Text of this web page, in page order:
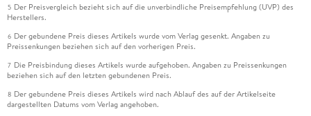
5 Der Preisvergleich bezieht sich auf die unverbindliche Preisempfehlung (UVP) des
Herstellers.
6 Der gebundene Preis dieses Artikels wurde vom Verlag gesenkt. Angaben zu
Preissenkungen beziehen sich auf den vorherigen Preis.
7 Die Preisbindung dieses Artikels wurde aufgehoben. Angaben zu Preissenkungen
beziehen sich auf den letzten gebundenen Preis.
8 Der gebundene Preis dieses Artikels wird nach Ablauf des auf der Artikelseite
dargestellten Datums vom Verlag angehoben.